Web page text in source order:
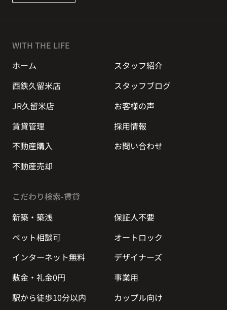
WITH THE LIFE
ホーム
スタッフ紹介
西鉄久留米店
スタッフブログ
JR久留米店
お客様の声
賃貸管理
採用情報
不動産購入
お問い合わせ
不動産売却
こだわり検索-賃貸
新築・築浅
保証人不要
ペット相談可
オートロック
インターネット無料
デザイナーズ
敷金・礼金0円
事業用
駅から徒歩10分以内
カップル向け